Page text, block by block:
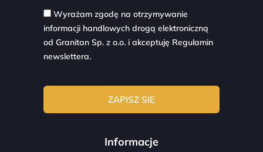
Wyrażam zgodę na otrzymywanie
informacji handlowych drogą elektroniczną
od Granitan Sp. z o.o. i akceptuję Regulamin
newslettera.
Informacje